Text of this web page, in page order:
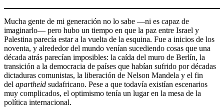
Mucha gente de mi generación no lo sabe —ni es capaz de
imaginarlo— pero hubo un tiempo en que la paz entre Israel y
Palestina parecía estar a la vuelta de la esquina. Fue a inicios de los
noventa, y alrededor del mundo venían sucediendo cosas que una
década atrás parecían imposibles: la caída del muro de Berlín, la
transición a la democracia de países que habían sufrido por décadas
dictaduras comunistas, la liberación de Nelson Mandela y el fin
del apartheid sudafricano. Pese a que todavía existían escenarios
muy complicados, el optimismo tenía un lugar en la mesa de la
política internacional.